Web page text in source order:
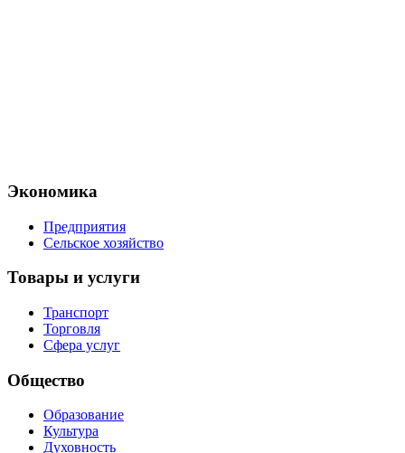
Экономика
Предприятия
Сельское хозяйство
Товары и услуги
Транспорт
Торговля
Сфера услуг
Общество
Образование
Культура
Духовность